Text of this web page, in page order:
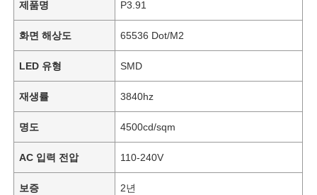
제품명 P3.91
화면 해상도 65536 Dot/M2
LED 유형 SMD
재생률 3840hz
명도 4500cd/sqm
AC 입력 전압 110-240V
보증 2년